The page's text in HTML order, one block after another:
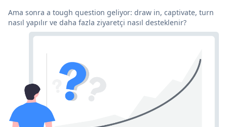
Ama sonra a tough question geliyor: draw in, captivate, turn
nasıl yapılır ve daha fazla ziyaretçi nasıl desteklenir?